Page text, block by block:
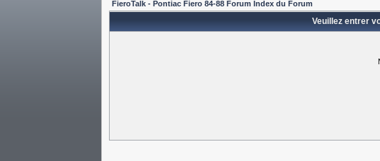
FieroTalk - Pontiac Fiero 84-88 Forum Index du Forum
Veuillez entrer